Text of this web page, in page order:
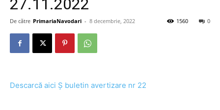
27.11.2022
De către PrimariaNavodari - 8 decembrie, 2022 0
1560
Descarcă aici Ș buletin avertizare nr 22